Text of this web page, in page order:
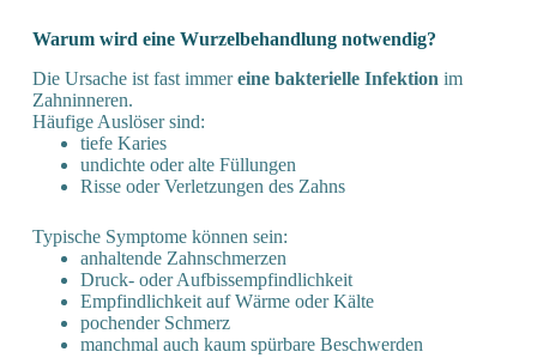
Warum wird eine Wurzel­behandlung notwendig?
Die Ursache ist fast immereine bakterielle Infektion im
Zahninneren.
Häufige Auslöser sind:
tiefe Karies
undichte oder alte Füllungen
Risse oder Verletzungen des Zahns
Typische Symptome können sein:
anhaltende Zahnschmerzen
Druck- oder Aufbissempfindlichkeit
Empfindlichkeit auf Wärme oder Kälte
pochender Schmerz
manchmal auch kaum spürbare Beschwerden